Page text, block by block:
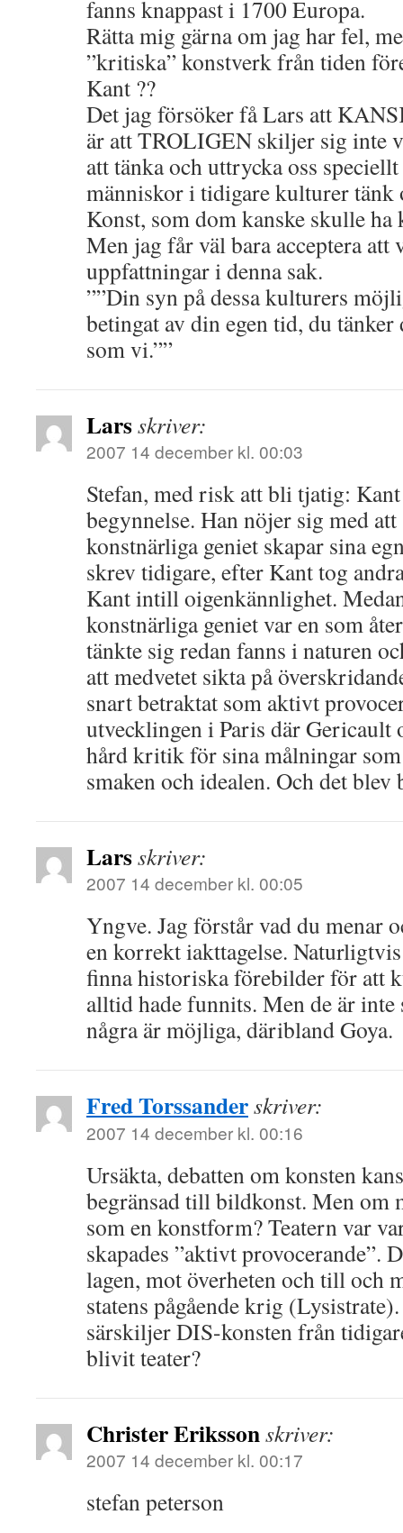
fanns knappast i 1700 Europa.
Rätta mig gärna om jag har fel,
”kritiska” konstverk från tiden
Kant ??
Det jag försöker få Lars att
är att TROLIGEN skiljer sig inte
att tänka och uttrycka oss
människor i tidigare kulturer
Konst, som dom kanske skulle
Men jag får väl bara acceptera
uppfattningar i denna sak.
””Din syn på dessa kulturers
betingat av din egen tid, du
som vi.””
Larsskriver:
2007 14 december kl. 00:03
Stefan, med risk att bli tjatig:
begynnelse. Han nöjer sig med att
konstnärliga geniet skapar sina
skrev tidigare, efter Kant tog
Kant intill oigenkännlighet.
konstnärliga geniet var en som
tänkte sig redan fanns i naturen
att medvetet sikta på
snart betraktat som aktivt
utvecklingen i Paris där Gericault
hård kritik för sina målningar
smaken och idealen. Och det blev
Larsskriver:
2007 14 december kl. 00:05
Yngve. Jag förstår vad du menar
en korrekt iakttagelse.
finna historiska förebilder för att
alltid hade funnits. Men de är inte
några är möjliga, däribland Goya.
Fred Torssanderskriver:
2007 14 december kl. 00:16
Ursäkta, debatten om konsten
begränsad till bildkonst. Men om
som en konstform? Teatern var
skapades ”aktivt provocerande”.
lagen, mot överheten och till och
statens pågående krig
särskiljer DIS-konsten från
blivit teater?
Christer Erikssonskriver:
2007 14 december kl. 00:17
stefan peterson